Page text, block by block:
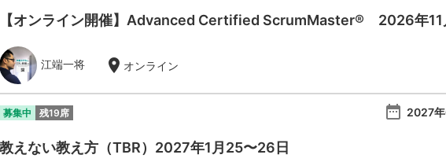
【オンライン開催】Advanced Certified ScrumMaster® 2026年11
江端一将 location_on オンライン
募集中 残19席 date_range 2027
教えない教え方（TBR）2027年1月25〜26日